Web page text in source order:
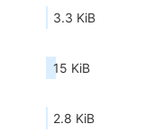
3.3 KiB
15 KiB
2.8 KiB